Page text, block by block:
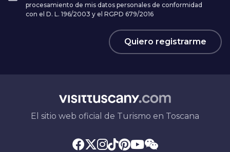
procesamiento de mis datos personales de conformidad
con el D. L. 196/2003 y el RGPD 679/2016
Quiero registrarme
El sitio web oficial de Turismo en Toscana